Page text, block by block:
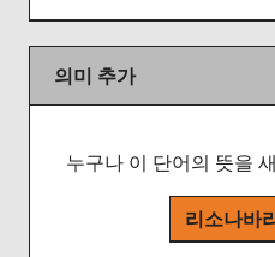
의미 추가
누구나 이 단어의 뜻을
리소나바